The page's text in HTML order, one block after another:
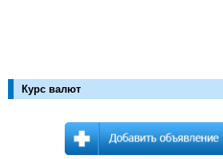
Курс валют